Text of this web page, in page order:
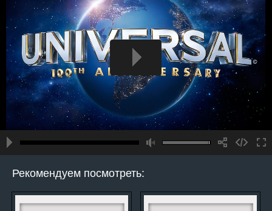
Рекомендуем посмотреть: